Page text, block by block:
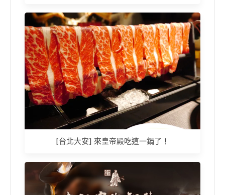
[台北大安] 來皇帝殿吃這一鍋了！